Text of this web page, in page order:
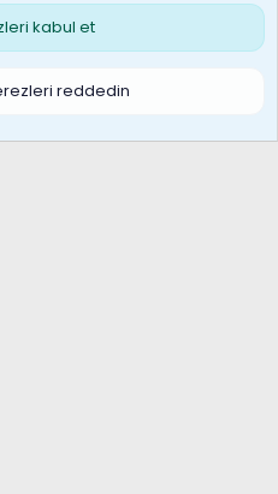
S
kabul et
reddedin